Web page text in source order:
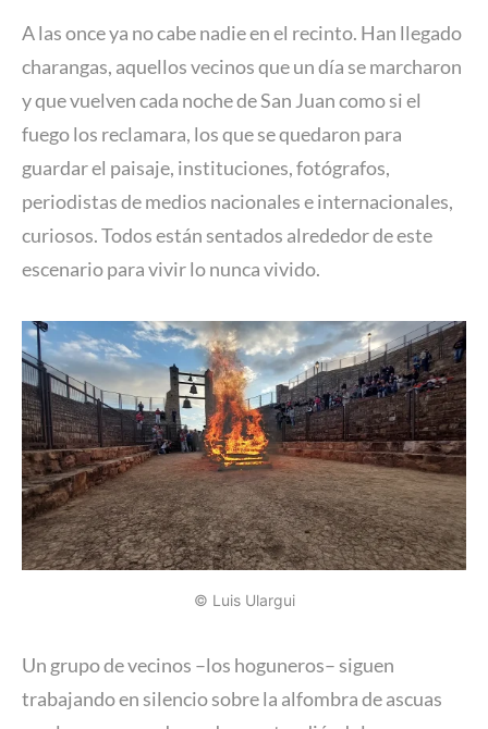
A las once ya no cabe nadie en el recinto. Han llegado
charangas, aquellos vecinos que un día se marcharon
y que vuelven cada noche de San Juan como si el
fuego los reclamara, los que se quedaron para
guardar el paisaje, instituciones, fotógrafos,
periodistas de medios nacionales e internacionales,
curiosos. Todos están sentados alrededor de este
escenario para vivir lo nunca vivido.
© Luis Ulargui
Un grupo de vecinos –los hoguneros– siguen
trabajando en silencio sobre la alfombra de ascuas